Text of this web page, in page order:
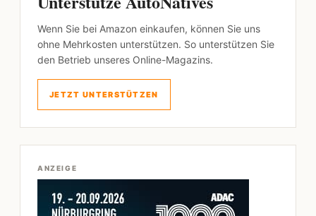
Wenn Sie bei Amazon einkaufen, können Sie uns
ohne Mehrkosten unterstützen. So unterstützen Sie
den Betrieb unseres Online-Magazins.
JETZT UNTERSTÜTZEN
ANZEIGE